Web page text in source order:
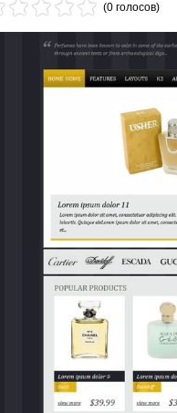
(0 голосов)